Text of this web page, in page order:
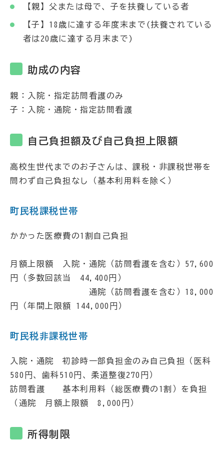
【親】父または母で、子を扶養している者
【子】18歳に達する年度末まで(扶養されている
者は20歳に達する月末まで)
助成の内容
親：入院・指定訪問看護のみ
子：入院・通院・指定訪問看護
自己負担額及び自己負担上限額
高校生世代までのお子さんは、課税・非課税世帯を
問わず自己負担なし（基本利用料を除く）
町民税課税世帯
かかった医療費の1割自己負担
月額上限額 入院・通院（訪問看護を含む）57,600
円（多数回該当 44,400円）
通院（訪問看護を含む）18,000
円（年間上限額 144,000円）
町民税非課税世帯
入院・通院 初診時一部負担金のみ自己負担（医科
580円、歯科510円、柔道整復270円）
訪問看護 基本利用料（総医療費の1割）を負担
（通院 月額上限額 8,000円）
所得制限